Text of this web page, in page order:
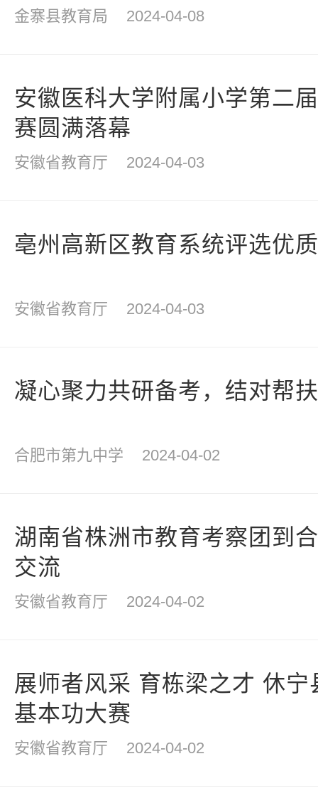
金寨县教育局 2024-04-08
安徽医科大学附属小学第二
赛圆满落幕
安徽省教育厅 2024-04-03
亳州高新区教育系统评选优
安徽省教育厅 2024-04-03
凝心聚力共研备考，结对帮
合肥市第九中学 2024-04-02
湖南省株洲市教育考察团到
交流
安徽省教育厅 2024-04-02
展师者风采 育栋梁之才 休
基本功大赛
安徽省教育厅 2024-04-02